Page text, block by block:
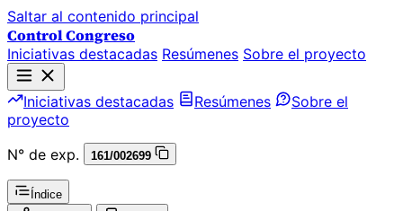
Saltar al contenido principal
Control Congreso
Iniciativas destacadas Resúmenes Sobre el proyecto
Iniciativas destacadas Resúmenes
Sobre el
proyecto
N° de exp.
161/002699
Índice